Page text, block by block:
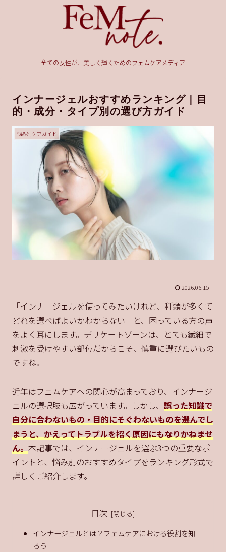
全ての女性が、美しく輝くためのフェムケアメディア
インナージェルおすすめランキング｜目
的・成分・タイプ別の選び方ガイド
悩み別ケアガイド
2026.06.15
「インナージェルを使ってみたいけれど、種類が多くて
どれを選べばよいかわからない」と、困っている方の声
をよく耳にします。デリケートゾーンは、とても繊細で
刺激を受けやすい部位だからこそ、慎重に選びたいもの
ですね。
近年はフェムケアへの関心が高まっており、インナージ
ェルの選択肢も広がっています。しかし、 誤った知識で
自分に合わないもの・目的にそぐわないものを選んでし
まうと、かえってトラブルを招く原因にもなりかねませ
ん。 本記事では、インナージェルを選ぶ3つの重要なポ
イントと、悩み別のおすすめタイプをランキング形式で
詳しくご紹介します。
目次
インナージェルとは？フェムケアにおける役割を知
ろう